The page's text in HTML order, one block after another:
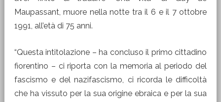
Maupassant, muore nella notte tra il 6 e il 7 ottobre
1991, all’età di 75 anni.
“Questa intitolazione – ha concluso il primo cittadino
fiorentino – ci riporta con la memoria al periodo del
fascismo e del nazifascismo, ci ricorda le difficoltà
che ha vissuto per la sua origine ebraica e per la sua